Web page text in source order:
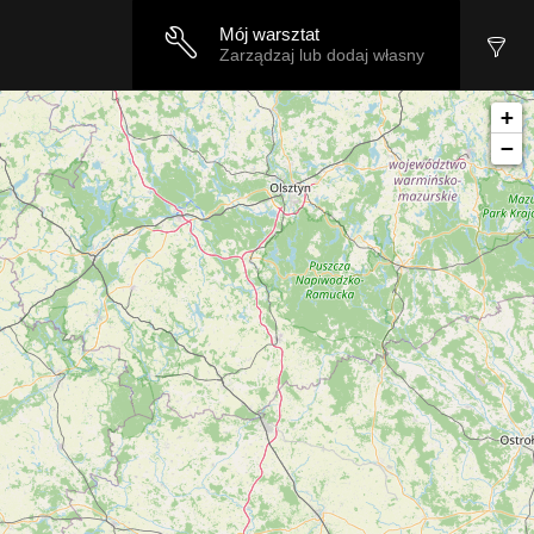
Mój warsztat
Zarządzaj lub dodaj własny
+
−